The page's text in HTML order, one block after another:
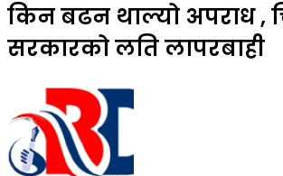
किन बढन थाल्यो अपराध ,
सरकारको लति लापरबाही